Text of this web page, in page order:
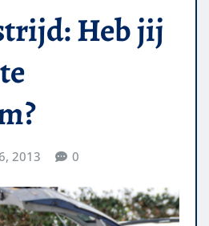
Heb jij
2013 0